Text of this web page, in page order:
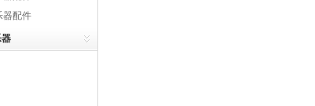
器配件